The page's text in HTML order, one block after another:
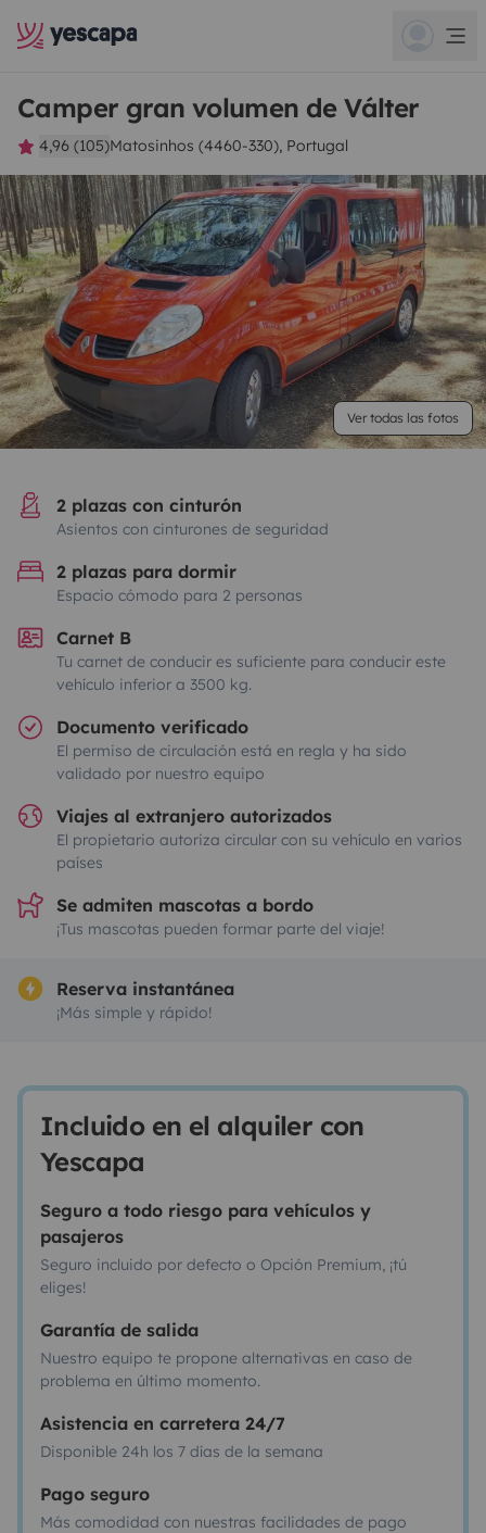
Camper gran volumen de Válter
4,96 (105)Matosinhos (4460-330), Portugal
Ver todas las fotos
2 plazas con cinturón
Asientos con cinturones de seguridad
2 plazas para dormir
Espacio cómodo para 2 personas
Carnet B
Tu carnet de conducir es suficiente para conducir este
vehículo inferior a 3500 kg.
Documento verificado
El permiso de circulación está en regla y ha sido
validado por nuestro equipo
Viajes al extranjero autorizados
El propietario autoriza circular con su vehículo en varios
países
Se admiten mascotas a bordo
¡Tus mascotas pueden formar parte del viaje!
Reserva instantánea
¡Más simple y rápido!
Incluido en el alquiler con
Yescapa
Seguro a todo riesgo para vehículos y
pasajeros
Seguro incluido por defecto o Opción Premium, ¡tú
eliges!
Garantía de salida
Nuestro equipo te propone alternativas en caso de
problema en último momento.
Asistencia en carretera 24/7
Disponible 24h los 7 días de la semana
Pago seguro
Más comodidad con nuestras facilidades de pago